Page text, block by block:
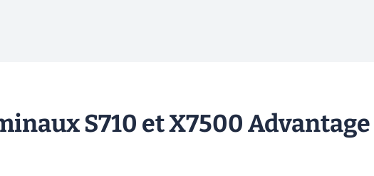
S710 et X7500 Advantage